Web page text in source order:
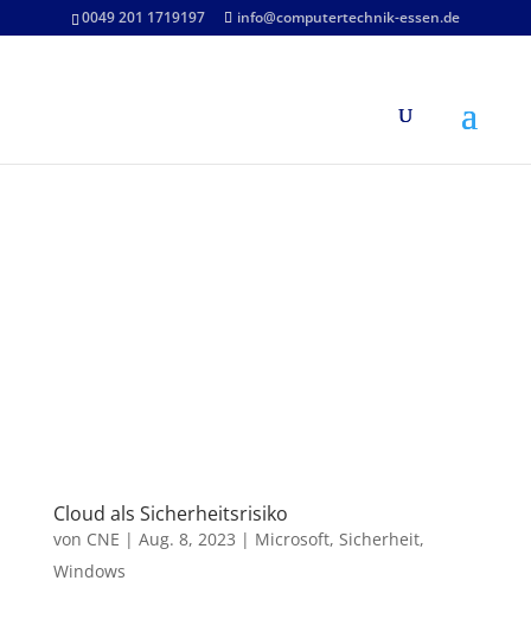
0049 201 1719197 info@computertechnik-essen.de
Cloud als Sicherheitsrisiko
von CNE | Aug. 8, 2023 | Microsoft, Sicherheit,
Windows